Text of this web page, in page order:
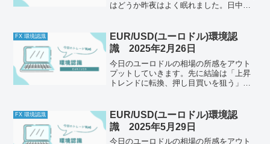
はどうか昨夜はよく眠れました。日中気
くてよかった。ただやっぱり飛散物があ
るのは仕方ない。これく...
FX 環境認識
EUR/USD(ユーロドル)環境認
識 2025年2月26日
今日のユーロドルの相場の所感をアウト
プットしていきます。先に結論は「上昇
トレンドに転換、押し目買いを狙う」そ
い。今日の体調はどうか今日もとくに懸
念点はなし。メンタルは安...
FX 環境認識
EUR/USD(ユーロドル)環境認
識 2025年5月29日
今日のユーロドルの相場の所感をアウト